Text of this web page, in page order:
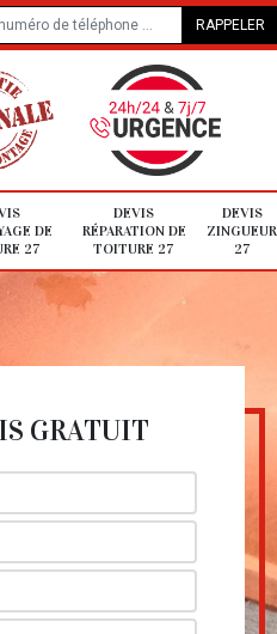
DE
27
DEVIS
RÉPARATION DE
TOITURE 27
DEVIS
ZINGUEUR
27
GRATUIT